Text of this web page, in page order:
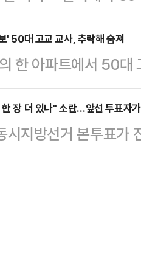
리 부족 등…
상 투표일의 투표가
에 투표장에 미리 입
(번호표)를 배부하
지나도 투표권을 행…
남성이 중상을 입은
에 따르면 이날 오전
졌다는 신고가 접수
가 거주하던 아파트
. 두 사람은 부자 관
를 받고 있다.경찰은
…
' 50대 고교 교사, 추락해 숨져
한 아파트에서 50
이날 오후 2시께 경
고등학교 교사 A씨
며, 경찰은 CCTV 및
보고 있다.전국교
장 더 있나" 소란…앞선 투표자
시지방선거 본투표가
1장 더 받았다며 소